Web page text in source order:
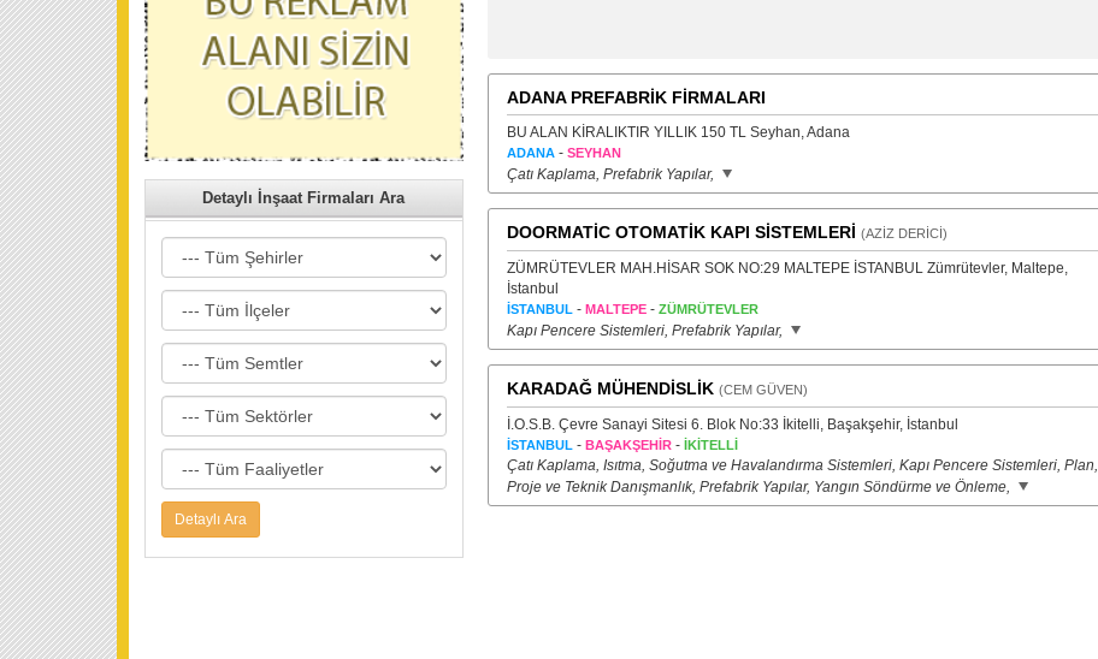
ADANA PREFABRİK FİRMALARI
BU ALAN KİRALIKTIR YILLIK 150 TL Seyhan, Adana
ADANA- SEYHAN
Çatı Kaplama, Prefabrik Yapılar,
DOORMATİC OTOMATİK KAPI SİSTEMLERİ (AZİZ DERİCİ)
ZÜMRÜTEVLER MAH.HİSAR SOK NO:29 MALTEPE İSTANBUL Zümrütevler, Maltepe,
İstanbul
İSTANBUL- MALTEPE- ZÜMRÜTEVLER
Kapı Pencere Sistemleri, Prefabrik Yapılar,
KARADAĞ MÜHENDİSLİK (CEM GÜVEN)
İ.O.S.B. Çevre Sanayi Sitesi 6. Blok No:33 İkitelli, Başakşehir, İstanbul
İSTANBUL- BAŞAKŞEHİR- İKİTELLİ
Çatı Kaplama, Isıtma, Soğutma ve Havalandırma Sistemleri, Kapı Pencere Sistemleri, Plan,
Proje ve Teknik Danışmanlık, Prefabrik Yapılar, Yangın Söndürme ve Önleme,
Detaylı İnşaat Firmaları Ara